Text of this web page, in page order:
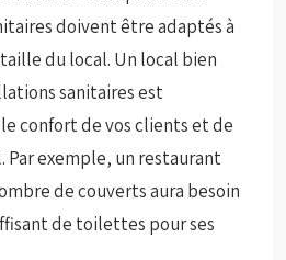
doivent être adaptés à
du local. Un local bien
sanitaires est
confort de vos clients et de
Par exemple, un restaurant
de couverts aura besoin
de toilettes pour ses